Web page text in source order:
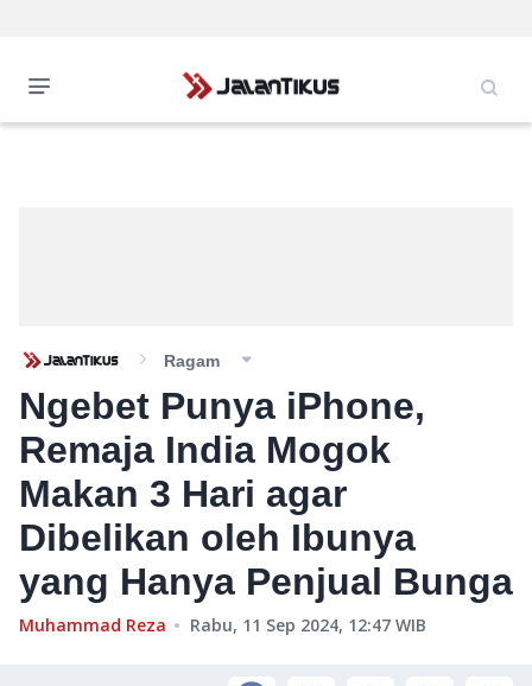
Ragam
Ngebet Punya iPhone,
Remaja India Mogok
Makan 3 Hari agar
Dibelikan oleh Ibunya
yang Hanya Penjual Bunga
Muhammad Reza Rabu, 11 Sep 2024, 12:47 WIB